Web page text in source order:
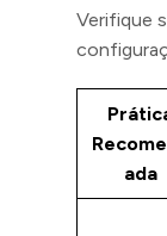
Verifique
ada